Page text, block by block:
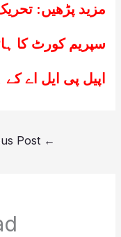
مزید پڑھیں:
سپریم کورٹ کا
اپیل پی ایل اے
←